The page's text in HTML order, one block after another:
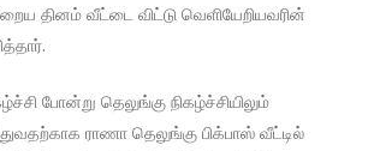
தினம் வீட்டை விட்டு வெளியேறியவரின்
போன்று தெலுங்கு நிகழ்ச்சியிலும்
ராணா தெலுங்கு பிக்பாஸ் வீட்டில்